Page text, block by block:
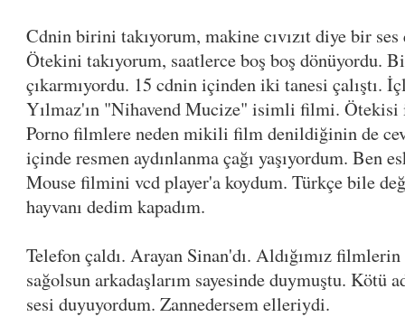
Cdnin birini takıyorum, makine cıvızıt diye bir ses
Ötekini takıyorum, saatlerce boş boş dönüyordu.
çıkarmıyordu. 15 cdnin içinden iki tanesi çalıştı.
Yılmaz'ın "Nihavend Mucize" isimli filmi. Ötekisi
Porno filmlere neden mikili film denildiğinin de
içinde resmen aydınlanma çağı yaşıyordum. Ben
Mouse filmini vcd player'a koydum. Türkçe bile
hayvanı dedim kapadım.
Telefon çaldı. Arayan Sinan'dı. Aldığımız filmlerin
sağolsun arkadaşlarım sayesinde duymuştu. Kötü
sesi duyuyordum. Zannedersem elleriydi.